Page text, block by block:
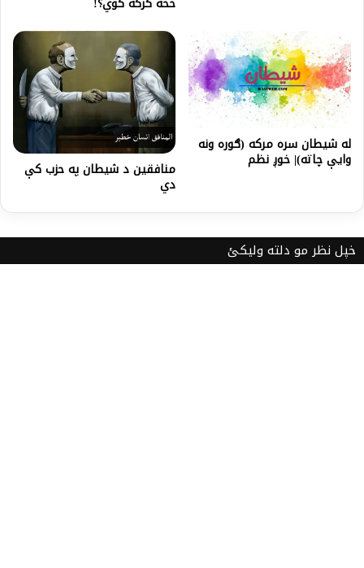
له شیطان سره مرکه (ګوره ونه
وایې چاته)| خوږ نظم منافقين د شيطان په حزب کې
دي
خپل نظر مو دلته ولیکئ